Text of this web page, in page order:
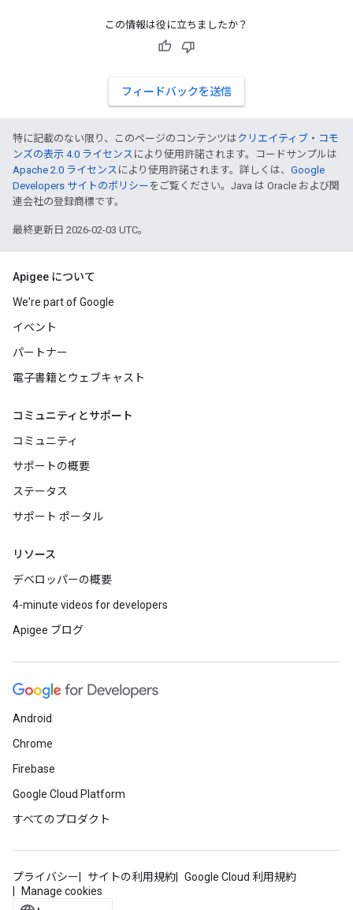
この情報は役に立ちましたか？
フィードバックを送信
特に記載のない限り、このページのコンテンツはクリエイティブ・コモ
ンズの表示 4.0 ライセンス により使用許諾されます。コードサンプルは
Apache 2.0 ライセンス により使用許諾されます。詳しくは、 Google
Developers サイトのポリシー をご覧ください。Java は Oracle および関
連会社の登録商標です。
最終更新日 2026-02-03 UTC。
Apigee について
We're part of Google
イベント
パートナー
電子書籍とウェブキャスト
コミュニティとサポート
コミュニティ
サポートの概要
ステータス
サポート ポータル
リソース
デベロッパーの概要
4-minute videos for developers
Apigee ブログ
Android
Chrome
Firebase
Google Cloud Platform
すべてのプロダクト
プライバシー サイトの利用規約
Google Cloud 利用規約
Manage cookies